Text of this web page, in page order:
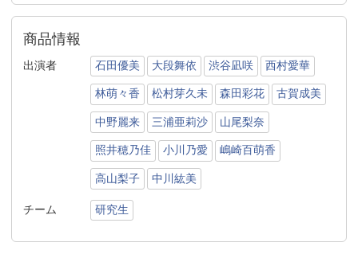
商品情報
出演者 石田優美 大段舞依 渋谷凪咲 西村愛華
林萌々香 松村芽久未 森田彩花 古賀成美
中野麗来 三浦亜莉沙 山尾梨奈
照井穂乃佳 小川乃愛 嶋崎百萌香
高山梨子 中川紘美
チーム 研究生